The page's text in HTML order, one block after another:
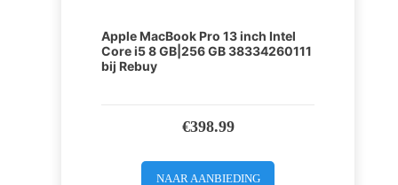
Apple MacBook Pro 13 inch Intel
Core i5 8 GB|256 GB 38334260111
bij Rebuy
€398.99
NAAR AANBIEDING